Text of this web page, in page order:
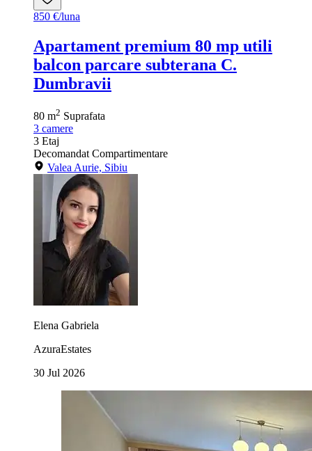
850 €/luna
Apartament premium 80 mp utili
balcon parcare subterana C.
Dumbravii
80 m2 Suprafata
3 camere
3 Etaj
Decomandat Compartimentare
Valea Aurie, Sibiu
Elena Gabriela
AzuraEstates
30 Jul 2026